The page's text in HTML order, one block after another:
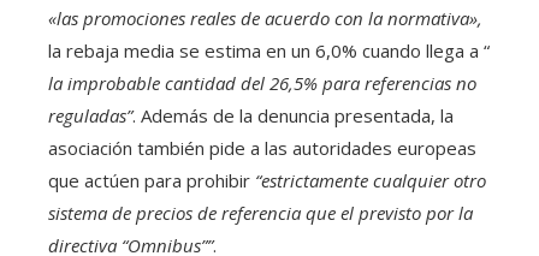
«las promociones reales de acuerdo con la normativa»,
la rebaja media se estima en un 6,0% cuando llega a “
la improbable cantidad del 26,5% para referencias no
reguladas”. Además de la denuncia presentada, la
asociación también pide a las autoridades europeas
que actúen para prohibir “estrictamente cualquier otro
sistema de precios de referencia que el previsto por la
directiva “Omnibus””.